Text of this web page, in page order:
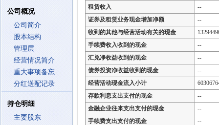
公司概况
公司简介
股本结构
管理层
经营情况简介
重大事项备忘
分红送配记录
持仓明细
主要股东
租赁收入
--
证券及租赁业务现金增加净额
--
收到的其他与经营活动有关的现金
手续费收入收到的现金
--
汇兑净收益收到的现金
--
债券投资净收益收到的现金
--
经营活动现金流入小计
存款利息支出支付的现金
--
金融企业往来支出支付的现金
--
手续费支出支付的现金
--